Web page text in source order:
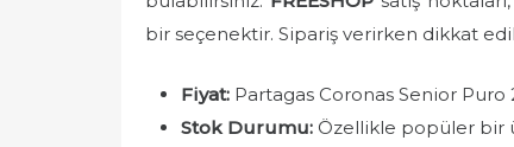
bir seçenektir. Sipariş verirken dikkat
Fiyat: Partagas Coronas Senior Puro
Stok Durumu: Özellikle popüler bir